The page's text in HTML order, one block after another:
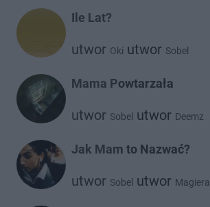
Ile Lat?
utwor Oki utwor Sobel
Mama Powtarzała
utwor Sobel utwor Deemz
Jak Mam to Nazwać?
utwor Sobel utwor Magiera